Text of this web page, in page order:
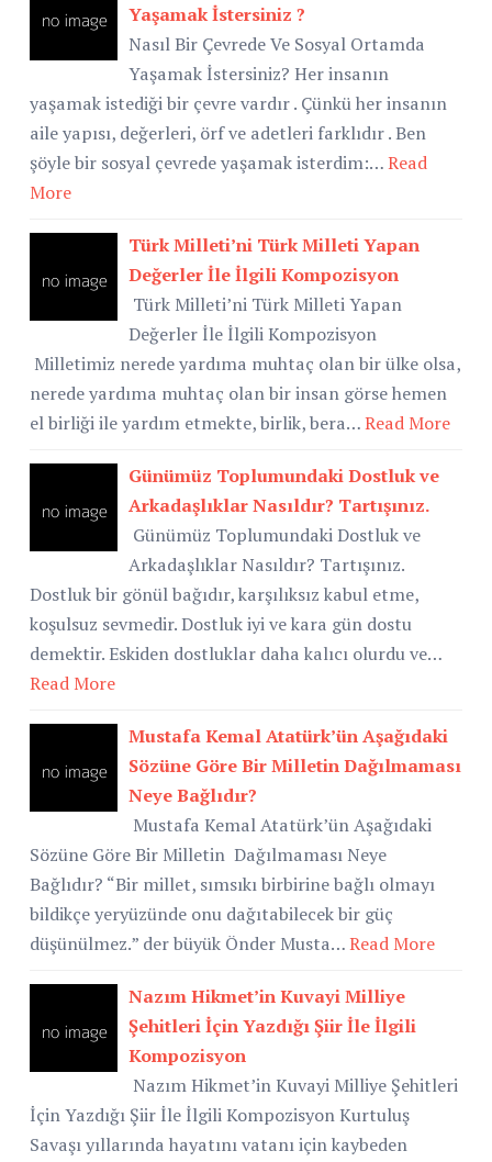
Yaşamak İstersiniz ?
Nasıl Bir Çevrede Ve Sosyal Ortamda
Yaşamak İstersiniz? Her insanın
yaşamak istediği bir çevre vardır . Çünkü her insanın
aile yapısı, değerleri, örf ve adetleri farklıdır . Ben
şöyle bir sosyal çevrede yaşamak isterdim:…Read
More
Türk Milleti’ni Türk Milleti Yapan
Değerler İle İlgili Kompozisyon
Türk Milleti’ni Türk Milleti Yapan
Değerler İle İlgili Kompozisyon
Milletimiz nerede yardıma muhtaç olan bir ülke olsa,
nerede yardıma muhtaç olan bir insan görse hemen
el birliği ile yardım etmekte, birlik, bera…Read More
Günümüz Toplumundaki Dostluk ve
Arkadaşlıklar Nasıldır? Tartışınız.
Günümüz Toplumundaki Dostluk ve
Arkadaşlıklar Nasıldır? Tartışınız.
Dostluk bir gönül bağıdır, karşılıksız kabul etme,
koşulsuz sevmedir. Dostluk iyi ve kara gün dostu
demektir. Eskiden dostluklar daha kalıcı olurdu ve…
Read More
Mustafa Kemal Atatürk’ün Aşağıdaki
Sözüne Göre Bir Milletin Dağılmaması
Neye Bağlıdır?
Mustafa Kemal Atatürk’ün Aşağıdaki
Sözüne Göre Bir Milletin Dağılmaması Neye
Bağlıdır? “Bir millet, sımsıkı birbirine bağlı olmayı
bildikçe yeryüzünde onu dağıtabilecek bir güç
düşünülmez.” der büyük Önder Musta…Read More
Nazım Hikmet’in Kuvayi Milliye
Şehitleri İçin Yazdığı Şiir İle İlgili
Kompozisyon
Nazım Hikmet’in Kuvayi Milliye Şehitleri
İçin Yazdığı Şiir İle İlgili Kompozisyon Kurtuluş
Savaşı yıllarında hayatını vatanı için kaybeden